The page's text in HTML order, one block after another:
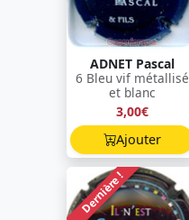
ADNET Pascal
6 Bleu vif métallisé
et blanc
3,00€
Ajouter
Dernière !